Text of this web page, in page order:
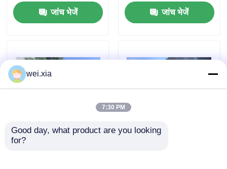
कारखाने का दौरा
हमसे संपर्क करें
मामले
जांच भेजें
जांच भेजें
सुरक्षा इंटरलॉक के साथ
wei.xia
7:30 PM
Good day, what product are you looking
for?